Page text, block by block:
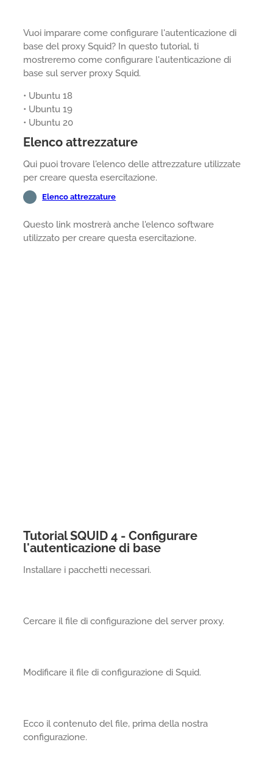
Vuoi imparare come configurare l'autenticazione di
base del proxy Squid? In questo tutorial, ti
mostreremo come configurare l'autenticazione di
base sul server proxy Squid.
• Ubuntu 18
• Ubuntu 19
• Ubuntu 20
Elenco attrezzature
Qui puoi trovare l'elenco delle attrezzature utilizzate
per creare questa esercitazione.
Elenco attrezzature
Questo link mostrerà anche l'elenco software
utilizzato per creare questa esercitazione.
Tutorial SQUID 4 - Configurare
l'autenticazione di base
Installare i pacchetti necessari.
Cercare il file di configurazione del server proxy.
Modificare il file di configurazione di Squid.
Ecco il contenuto del file, prima della nostra
configurazione.